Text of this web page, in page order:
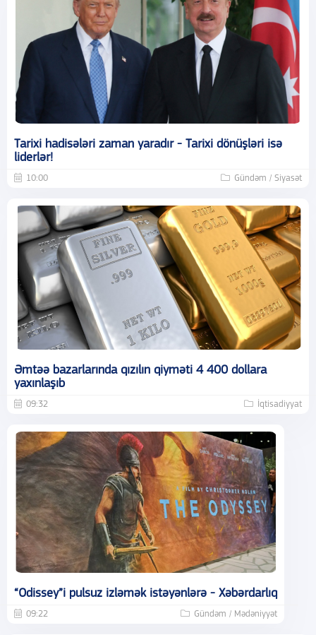
Tarixi hadisələri zaman yaradır - Tarixi dönüşləri isə
liderlər!
10:00 Gündəm / Siyasət
Əmtəə bazarlarında qızılın qiyməti 4 400 dollara
yaxınlaşıb
09:32 İqtisadiyyat
“Odissey”i pulsuz izləmək istəyənlərə - Xəbərdarlıq
09:22 Gündəm / Mədəniyyət